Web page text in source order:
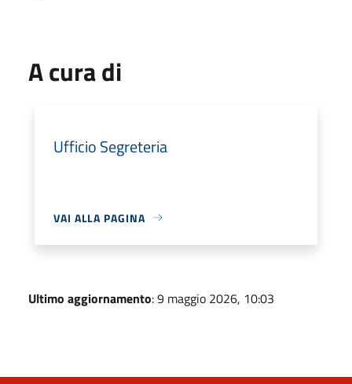
A cura di
Ufficio Segreteria
VAI ALLA PAGINA
Ultimo aggiornamento: 9 maggio 2026, 10:03